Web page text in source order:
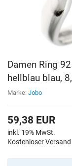
Damen Ring
hellblau blau,
Marke: Jobo
59,38 EUR
inkl. 19% MwSt.
KostenloserVersand